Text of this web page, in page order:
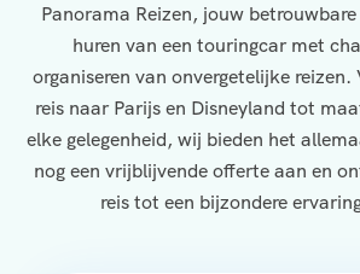
Panorama Reizen, jouw
huren van een touringcar met
organiseren van onvergetelijke reizen.
reis naar Parijs en Disneyland tot
elke gelegenheid, wij bieden het
nog een vrijblijvende offerte aan en
reis tot een bijzondere